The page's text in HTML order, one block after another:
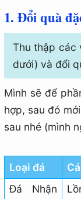
1. Đổi quà
Thu thập các
dưới) và đổi
Mình sẽ để
hợp, sau đó
sau nhé (mình
Loại đá
Đá Nhận